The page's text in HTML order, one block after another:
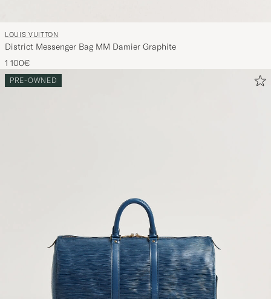
LOUIS VUITTON
District Messenger Bag MM Damier Graphite
1 100€
PRE-OWNED